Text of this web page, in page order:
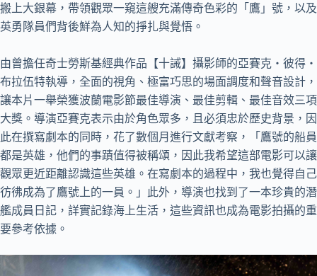
搬上大銀幕，帶領觀眾一窺這艘充滿傳奇色彩的「鷹」號，以及
英勇隊員們背後鮮為人知的掙扎與覺悟。
由曾擔任奇士勞斯基經典作品【十誡】攝影師的亞賽克・彼得・
布拉伍特執導，全面的視角、極富巧思的場面調度和聲音設計，
讓本片一舉榮獲波蘭電影節最佳導演、最佳剪輯、最佳音效三項
大獎。導演亞賽克表示由於角色眾多，且必須忠於歷史背景，因
此在撰寫劇本的同時，花了數個月進行文獻考察，「鷹號的船員
都是英雄，他們的事蹟值得被稱頌，因此我希望這部電影可以讓
觀眾更近距離認識這些英雄。在寫劇本的過程中，我也覺得自己
彷彿成為了鷹號上的一員。」此外，導演也找到了一本珍貴的潛
艦成員日記，詳實記錄海上生活，這些資訊也成為電影拍攝的重
要參考依據。